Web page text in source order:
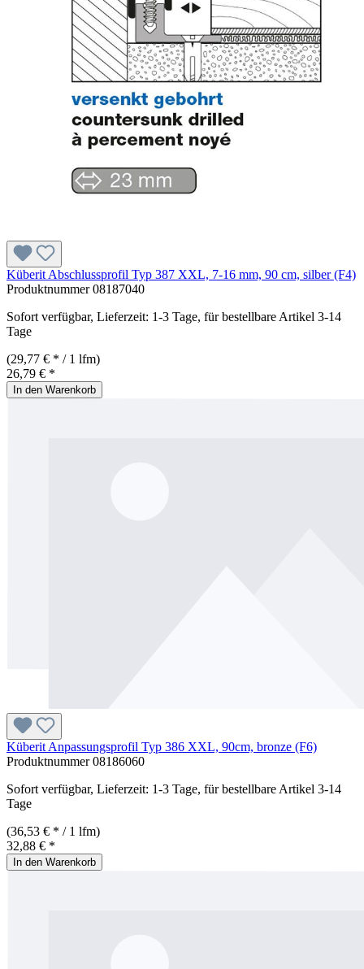
Küberit Abschlussprofil Typ 387 XXL, 7-16 mm, 90 cm, silber (F4)
Produktnummer08187040
Sofort verfügbar, Lieferzeit: 1-3 Tage, für bestellbare Artikel 3-14
Tage
(29,77 € * / 1 lfm)
26,79 € *
In den Warenkorb
Küberit Anpassungsprofil Typ 386 XXL, 90cm, bronze (F6)
Produktnummer08186060
Sofort verfügbar, Lieferzeit: 1-3 Tage, für bestellbare Artikel 3-14
Tage
(36,53 € * / 1 lfm)
32,88 € *
In den Warenkorb